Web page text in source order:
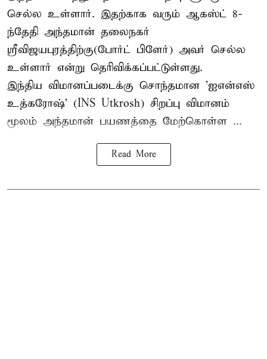
செல்ல உள்ளார். இதற்காக வரும் ஆகஸ்ட் 8-
ந்தேதி அந்தமான் தலைநகர்
ஸ்ரீவிஜயபுரத்திற்கு(போர்ட் பிளேர்) அவர் செல்ல
உள்ளார் என்று தெரிவிக்கப்பட்டுள்ளது.
இந்திய விமானப்படைக்கு சொந்தமான 'ஐஎன்எஸ்
உத்கரோஷ்' (INS Utkrosh) சிறப்பு விமானம்
மூலம் அந்தமான் பயணத்தை மேற்கொள்ள ...
Read More